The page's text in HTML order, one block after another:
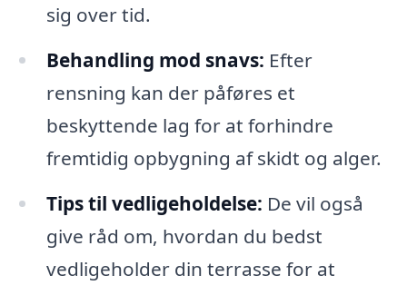
sig over tid.
Behandling mod snavs: Efter
rensning kan der påføres et
beskyttende lag for at forhindre
fremtidig opbygning af skidt og alger.
Tips til vedligeholdelse: De vil også
give råd om, hvordan du bedst
vedligeholder din terrasse for at